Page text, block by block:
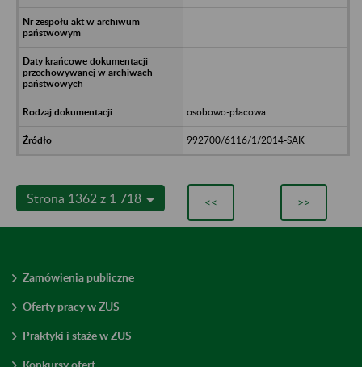
osobowo-płacowa
992700/6116/1/2014-SAK
Strona 1362 z 1 718 << >>
Zamówienia publiczne
Oferty pracy w ZUS
Praktyki i staże w ZUS
Konkursy ofert